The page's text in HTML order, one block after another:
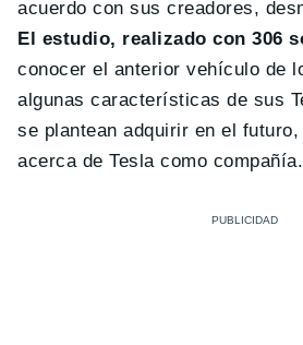
acuerdo con sus creadores,
El estudio, realizado con 306
conocer el anterior vehículo de
algunas características de sus
se plantean adquirir en el
acerca de Tesla como compañía.